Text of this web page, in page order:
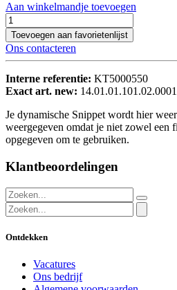
Aan winkelmandje toevoegen
Toevoegen aan favorietenlijst
Ons contacteren
Interne referentie: KT5000550
Exact art. new: 14.01.01.101.02.0001
Je dynamische Snippet wordt hier
weergegeven omdat je niet zowel een
opgegeven om te gebruiken.
Klantbeoordelingen
Ontdekken
Vacatures
Ons bedrijf